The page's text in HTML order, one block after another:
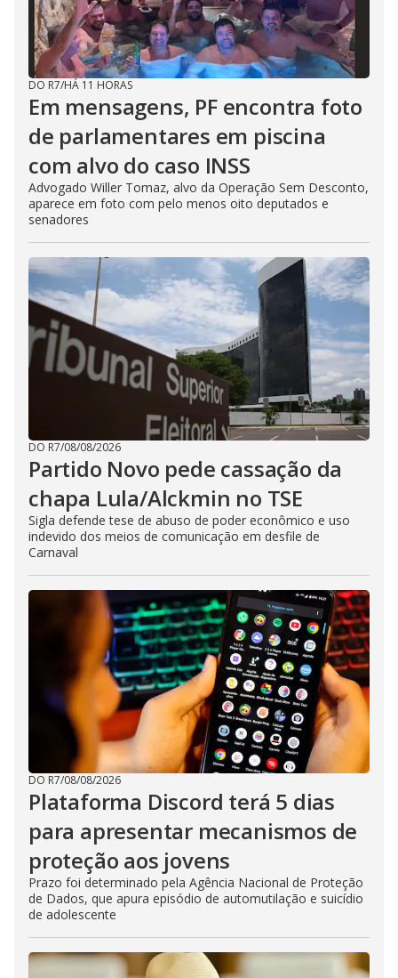
DO R7/HÁ 11 HORAS
Em mensagens, PF encontra foto
de parlamentares em piscina
com alvo do caso INSS
Advogado Willer Tomaz, alvo da Operação Sem Desconto,
aparece em foto com pelo menos oito deputados e
senadores
DO R7/08/08/2026
Partido Novo pede cassação da
chapa Lula/Alckmin no TSE
Sigla defende tese de abuso de poder econômico e uso
indevido dos meios de comunicação em desfile de
Carnaval
DO R7/08/08/2026
Plataforma Discord terá 5 dias
para apresentar mecanismos de
proteção aos jovens
Prazo foi determinado pela Agência Nacional de Proteção
de Dados, que apura episódio de automutilação e suicídio
de adolescente